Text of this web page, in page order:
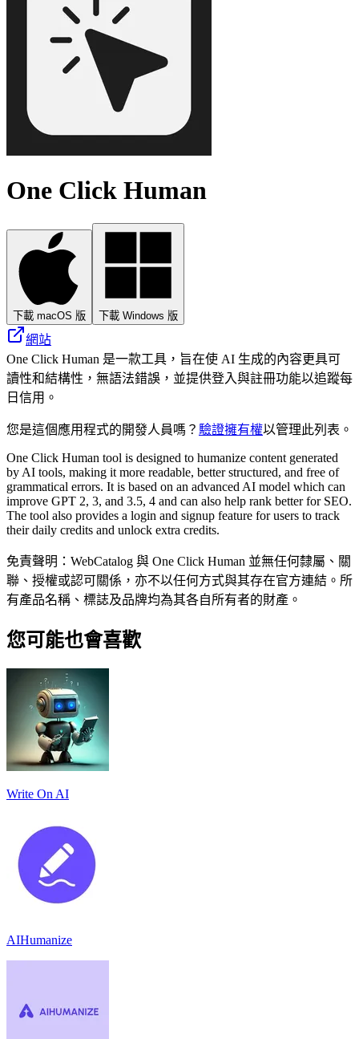
One Click Human
下載 macOS 版 下載 Windows 版
網站
One Click Human 是一款工具，旨在使 AI 生成的內容更具可
讀性和結構性，無語法錯誤，並提供登入與註冊功能以追蹤每
日信用。
您是這個應用程式的開發人員嗎？ 驗證擁有權以管理此列表。
One Click Human tool is designed to humanize content generated
by AI tools, making it more readable, better structured, and free of
grammatical errors. It is based on an advanced AI model which can
improve GPT 2, 3, and 3.5, 4 and can also help rank better for SEO.
The tool also provides a login and signup feature for users to track
their daily credits and unlock extra credits.
免責聲明：WebCatalog 與 One Click Human 並無任何隸屬、關
聯、授權或認可關係，亦不以任何方式與其存在官方連結。所
有產品名稱、標誌及品牌均為其各自所有者的財產。
您可能也會喜歡
Write On AI
AIHumanize